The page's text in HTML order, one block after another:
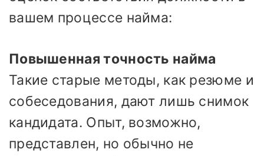
вашем процессе найма:
Повышенная точность найма
Такие старые методы, как резюме и
собеседования, дают лишь снимок
кандидата. Опыт, возможно,
представлен, но обычно не